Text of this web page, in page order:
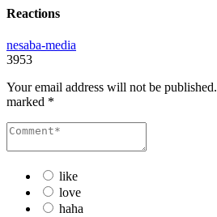
Reactions
nesaba-media
3953
Your email address will not be published.
marked *
like
love
haha